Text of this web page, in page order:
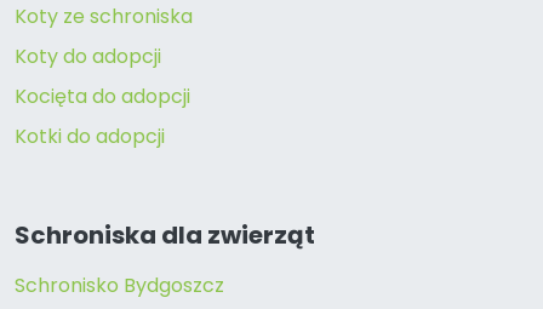
Koty ze schroniska
Koty do adopcji
Kocięta do adopcji
Kotki do adopcji
Schroniska dla zwierząt
Schronisko Bydgoszcz